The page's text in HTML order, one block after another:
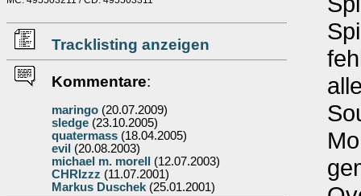
Tracklisting anzeigen
Kommentare:
maringo (20.07.2009)
sledge (23.10.2005)
quatermass (18.04.2005)
evil (20.08.2003)
michael m. morell
(12.07.2003)
CHRIzzz (11.07.2001)
Markus Duschek (25.01.2001)